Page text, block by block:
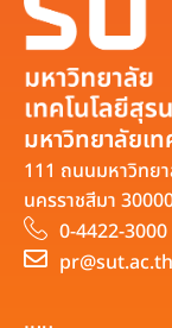
มหาวิทยาลัยเ
111 ถนนมหาวิทย
นครราชสีมา
0-4422-3000
pr@sut.ac.th